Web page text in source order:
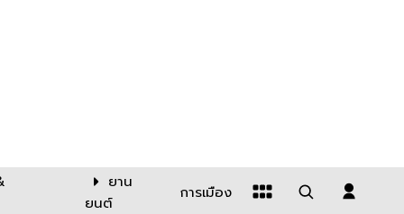
ยาน
ยนต์
การเมือง